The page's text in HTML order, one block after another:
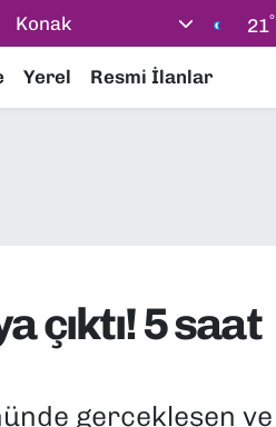
Konak 21°
Yerel Resmi İlanlar
çıktı! 5 saat
gerçekleşen ve